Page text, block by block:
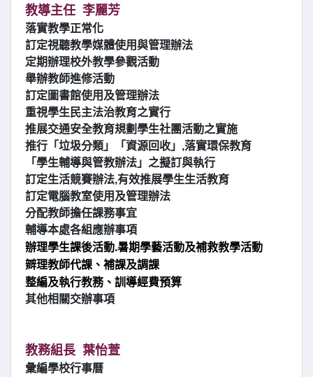
教導主任 李麗芳
落實教學正常化
訂定視聽教學媒體使用與管理辦法
定期辦理校外教學參觀活動
舉辦教師進修活動
訂定圖書館使用及管理辦法
重視學生民主法治教育之實行
推展交通安全教育規劃學生社團活動之實施
推行「垃圾分類」「資源回收」,落實環保教育
「學生輔導與管教辦法」之擬訂與執行
訂定生活競賽辦法,有效推展學生生活教育
訂定電腦教室使用及管理辦法
分配教師擔任課務事宜
輔導本處各組應辦事項
辦理學生課後活動.暑期學藝活動及補救教學活動
辧理教師代課、補課及調課
整編及執行教務、訓導經費預算
其他相關交辦事項
教務組長 葉怡萱
彙編學校行事曆